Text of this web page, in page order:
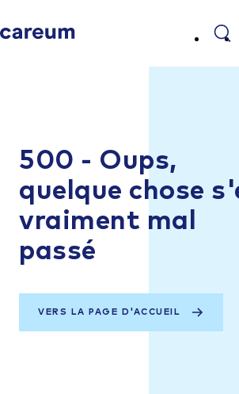
500 - Oups,
quelque chose
vraiment mal
passé
VERS LA PAGE D'ACCUEIL